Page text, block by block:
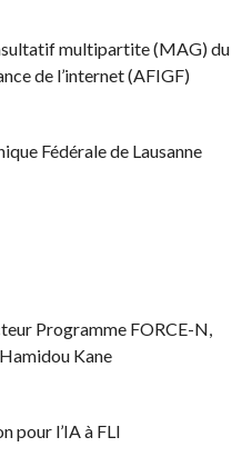
multipartite (MAG) du
de l’internet (AFIGF)
Fédérale de Lausanne
Programme FORCE-N,
Kane
pour l’IA à FLI